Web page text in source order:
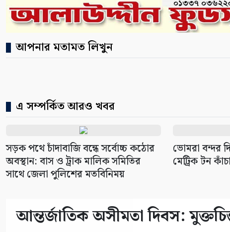
আপনার মতামত লিখুন
এ সম্পর্কিত আরও খবর
সড়ক পথে চাঁদাবাজি বন্ধে সর্বোচ্চ কঠোর
অবস্থান: বাস ও ট্রাক মালিক সমিতির
সাথে জেলা পুলিশের মতবিনিময়
ভোমরা বন্দর
মেট্রিক টন
আন্তর্জাতিক অসীমতা দিবস: